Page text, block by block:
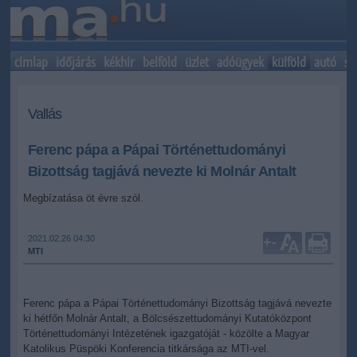
címlap időjárás kékhír belföld üzlet adóügyek külföld autó
Vallás
Ferenc pápa a Pápai Történettudományi
Bizottság tagjává nevezte ki Molnár Antalt
Megbízatása öt évre szól.
2021.02.26 04:30
MTI
+-
Ferenc pápa a Pápai Történettudományi Bizottság tagjává nevezte
ki hétfőn Molnár Antalt, a Bölcsészettudományi Kutatóközpont
Történettudományi Intézetének igazgatóját - közölte a Magyar
Katolikus Püspöki Konferencia titkársága az MTI-vel.